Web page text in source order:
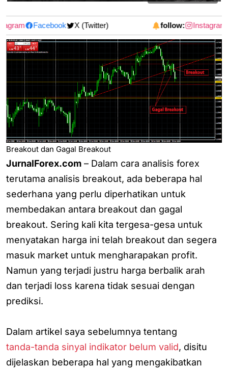
Facebook X (Twitter) follow: Instagram
Breakout dan Gagal Breakout
JurnalForex.com – Dalam cara analisis forex
terutama analisis breakout, ada beberapa hal
sederhana yang perlu diperhatikan untuk
membedakan antara breakout dan gagal
breakout. Sering kali kita tergesa-gesa untuk
menyatakan harga ini telah breakout dan segera
masuk market untuk mengharapakan profit.
Namun yang terjadi justru harga berbalik arah
dan terjadi loss karena tidak sesuai dengan
prediksi.
Dalam artikel saya sebelumnya tentang
tanda-tanda sinyal indikator belum valid, disitu
dijelaskan beberapa hal yang mengakibatkan